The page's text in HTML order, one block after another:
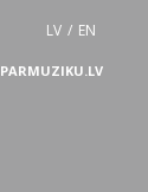
LV / EN
PARMUZIKU.LV